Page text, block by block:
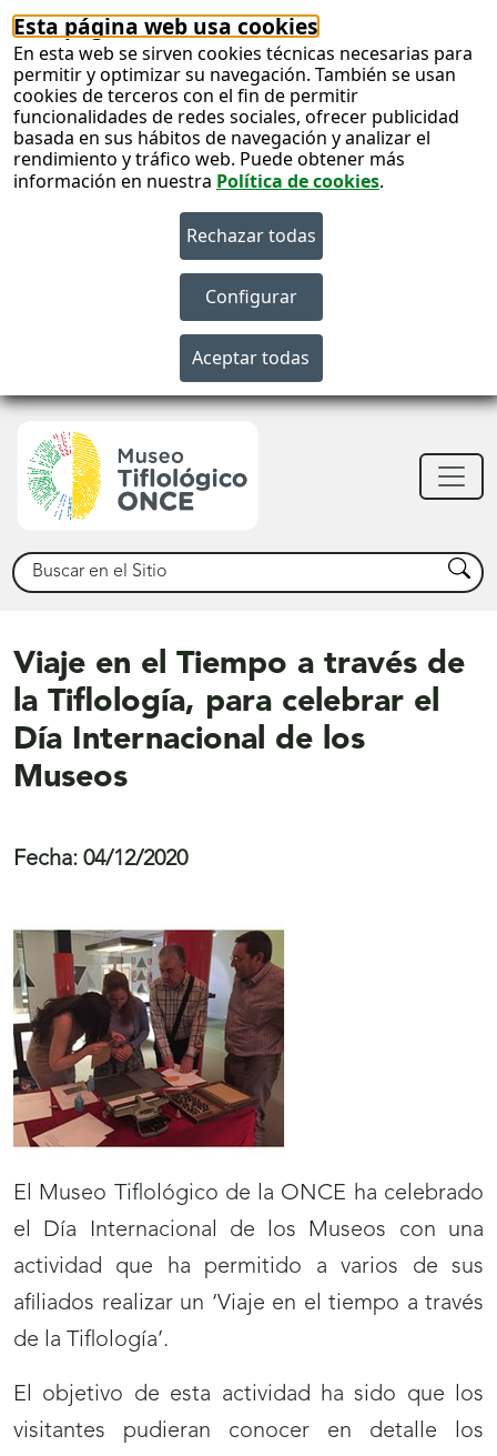
Esta página web usa cookies
En esta web se sirven cookies técnicas necesarias para
permitir y optimizar su navegación. También se usan
cookies de terceros con el fin de permitir
funcionalidades de redes sociales, ofrecer publicidad
basada en sus hábitos de navegación y analizar el
rendimiento y tráfico web. Puede obtener más
información en nuestra Política de cookies.
Buscar Buscar
Viaje en el Tiempo a través de
la Tiflología, para celebrar el
Día Internacional de los
Museos
Fecha: 04/12/2020
El Museo Tiflológico de la ONCE ha celebrado
el Día Internacional de los Museos con una
actividad que ha permitido a varios de sus
afiliados realizar un ‘Viaje en el tiempo a través
de la Tiflología’.
El objetivo de esta actividad ha sido que los
visitantes pudieran conocer en detalle los